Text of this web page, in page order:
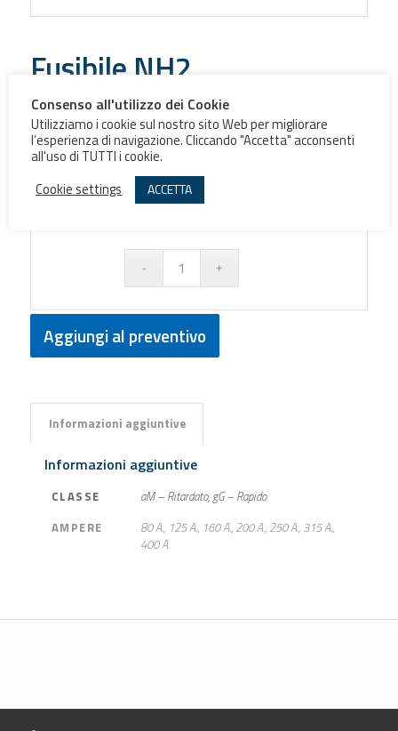
Fusibile NH2
Fusibile a coltello NH2
Classe
Aggiungi al preventivo
Informazioni aggiuntive
Informazioni aggiuntive
CLASSE
aM – Ritardato, gG – Rapido
AMPERE
80 A., 125 A., 160 A., 200 A., 250 A., 315 A.,
400 A.
Consenso all'utilizzo dei Cookie
Utilizziamo i cookie sul nostro sito Web per migliorare
l’esperienza di navigazione. Cliccando "Accetta" acconsenti
all'uso di TUTTI i cookie.
Cookie settings
ACCETTA